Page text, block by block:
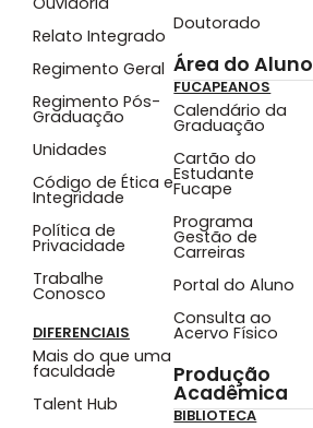
Relato Integrado
Regimento Geral
Regimento Pós-
Graduação
Unidades
Código de Ética e
Integridade
Política de
Privacidade
Trabalhe
Conosco
DIFERENCIAIS
Mais do que uma
faculdade
Talent Hub
Doutorado
Área do Aluno
FUCAPEANOS
Calendário da
Graduação
Cartão do
Estudante
Fucape
Programa
Gestão de
Carreiras
Portal do Aluno
Consulta ao
Acervo Físico
Produção
Acadêmica
BIBLIOTECA